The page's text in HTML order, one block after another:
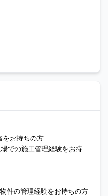
をお持ちの方
での施工管理経験をお持
件の管理経験をお持ちの方